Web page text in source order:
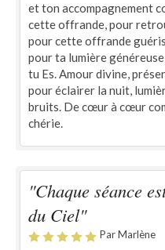
et ton accompagnement
cette offrande, pour
pour cette offrande
pour ta lumière
tu Es. Amour divine,
pour éclairer la nuit,
bruits. De cœur à cœur
chérie.
"Chaque séance
du Ciel"
Par Marlène